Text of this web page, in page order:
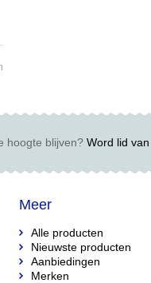
hoogte blijven?Word lid van
Meer
Alle producten
Nieuwste producten
Aanbiedingen
Merken